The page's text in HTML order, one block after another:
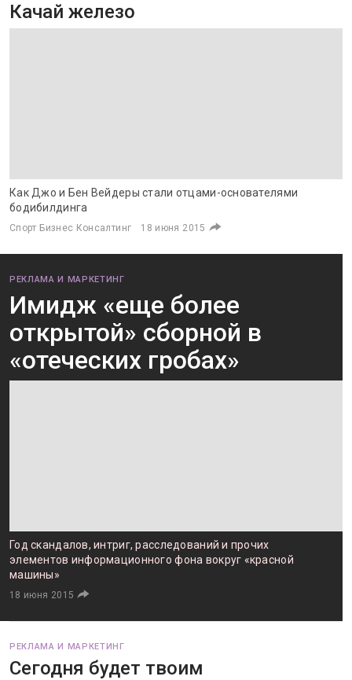
Качай железо
Как Джо и Бен Вейдеры стали отцами-основателями
бодибилдинга
Спорт Бизнес Консалтинг 18 июня 2015
РЕКЛАМА И МАРКЕТИНГ
Имидж «еще более
открытой» сборной в
«отеческих гробах»
Год скандалов, интриг, расследований и прочих
элементов информационного фона вокруг «красной
машины»
18 июня 2015
РЕКЛАМА И МАРКЕТИНГ
Сегодня будет твоим